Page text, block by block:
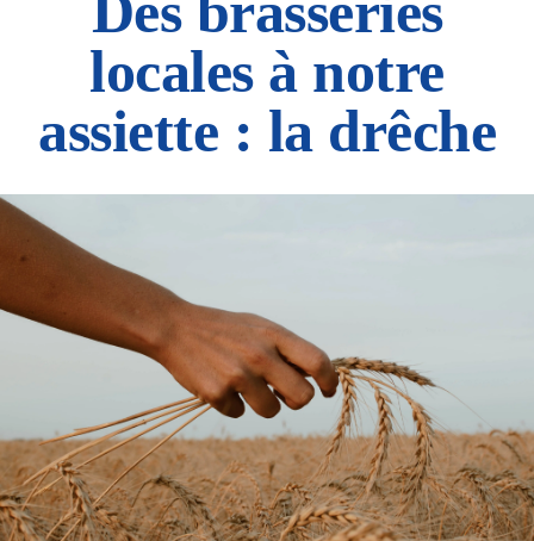
locales à notre
assiette : la drêche